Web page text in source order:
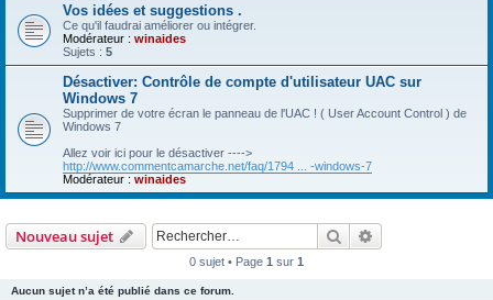
Vos idées et suggestions .
Ce qu'il faudrai améliorer ou intégrer.
Modérateur : winaides
Sujets : 5
Désactiver: Contrôle de compte d'utilisateur UAC sur
Windows 7
Supprimer de votre écran le panneau de l'UAC ! ( User Account Control ) de
Windows 7
Allez voir ici pour le désactiver ---->
http://www.commentcamarche.net/faq/1794 ... -windows-7
Modérateur : winaides
Nouveau sujet Rechercher
0 sujet • Page 1 sur 1
Aucun sujet n’a été publié dans ce forum.